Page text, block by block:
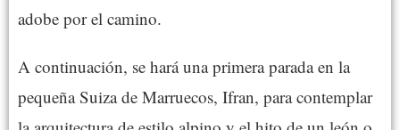
adobe por el camino.
A continuación, se hará una primera parada en la
pequeña Suiza de Marruecos, Ifran, para contemplar